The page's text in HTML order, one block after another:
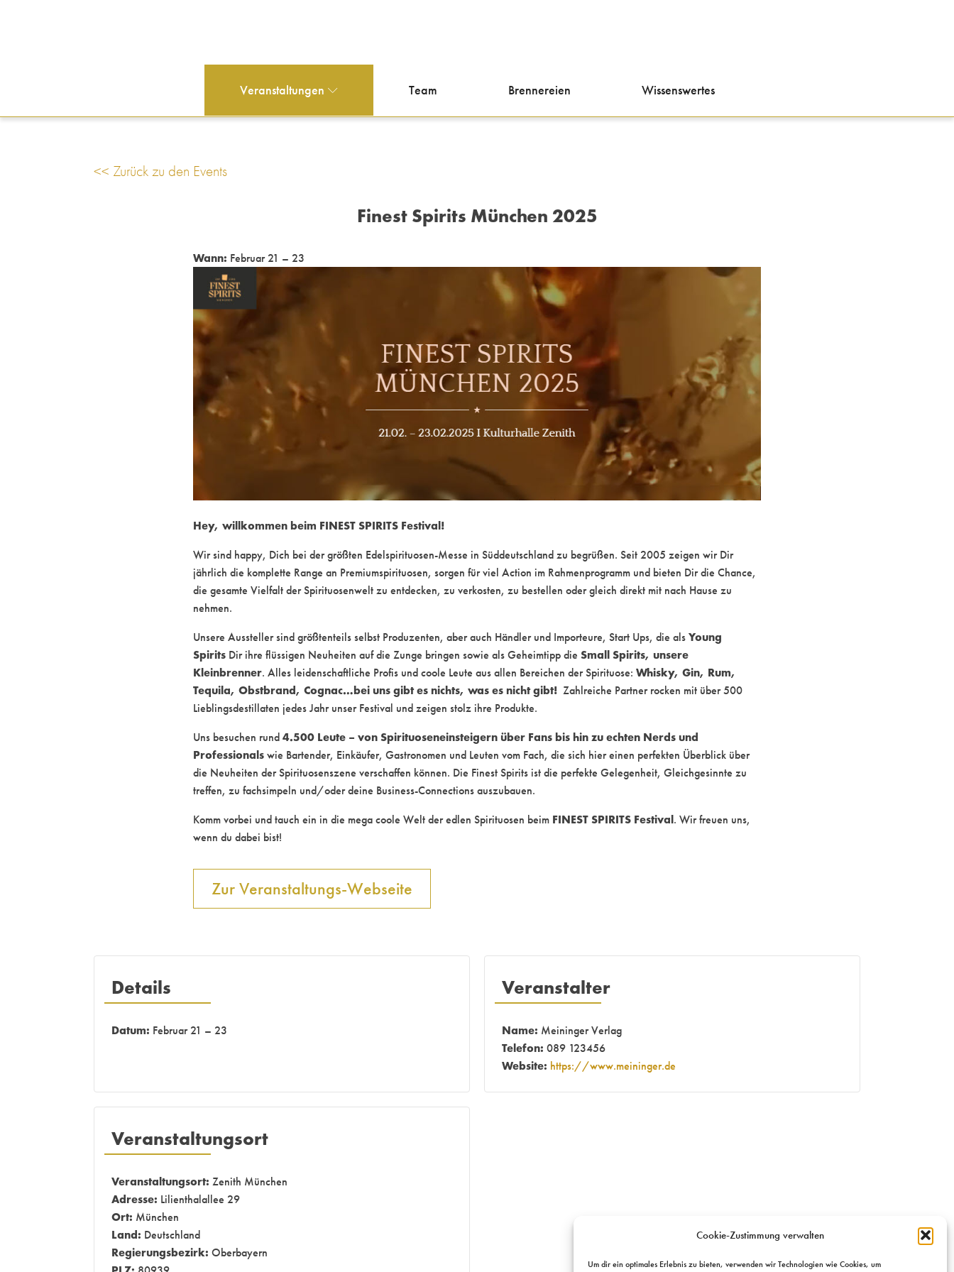
Cookie-Zustimmung verwalten
Um dir ein optimales Erlebnis zu bieten, verwenden wir Technologien wie Cookies, um
Veranstaltungen Team Brennereien Wissenswertes
<< Zurück zu den Events
Finest Spirits München 2025
Wann: Februar 21 – 23
Hey, willkommen beim FINEST SPIRITS Festival!
Wir sind happy, Dich bei der größten Edelspirituosen-Messe in Süddeutschland zu begrüßen. Seit 2005 zeigen wir Dir
jährlich die komplette Range an Premiumspirituosen, sorgen für viel Action im Rahmenprogramm und bieten Dir die Chance,
die gesamte Vielfalt der Spirituosenwelt zu entdecken, zu verkosten, zu bestellen oder gleich direkt mit nach Hause zu
nehmen.
Unsere Aussteller sind größtenteils selbst Produzenten, aber auch Händler und Importeure, Start Ups, die als Young
Spirits Dir ihre flüssigen Neuheiten auf die Zunge bringen sowie als Geheimtipp die Small Spirits, unsere
Kleinbrenner. Alles leidenschaftliche Profis und coole Leute aus allen Bereichen der Spirituose: Whisky, Gin, Rum,
Tequila, Obstbrand, Cognac…bei uns gibt es nichts, was es nicht gibt! Zahlreiche Partner rocken mit über 500
Lieblingsdestillaten jedes Jahr unser Festival und zeigen stolz ihre Produkte.
Uns besuchen rund 4.500 Leute – von Spirituoseneinsteigern über Fans bis hin zu echten Nerds und
Professionals wie Bartender, Einkäufer, Gastronomen und Leuten vom Fach, die sich hier einen perfekten Überblick über
die Neuheiten der Spirituosenszene verschaffen können. Die Finest Spirits ist die perfekte Gelegenheit, Gleichgesinnte zu
treffen, zu fachsimpeln und/oder deine Business-Connections auszubauen.
Komm vorbei und tauch ein in die mega coole Welt der edlen Spirituosen beim FINEST SPIRITS Festival. Wir freuen uns,
wenn du dabei bist!
Zur Veranstaltungs-Webseite
Details
Datum: Februar 21 – 23
Veranstalter
Name: Meininger Verlag
Telefon: 089 123456
Website: https://www.meininger.de
Veranstaltungsort
Veranstaltungsort: Zenith München
Adresse: Lilienthalallee 29
Ort: München
Land: Deutschland
Regierungsbezirk: Oberbayern